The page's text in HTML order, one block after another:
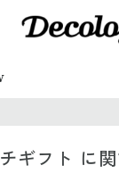
ギフト に